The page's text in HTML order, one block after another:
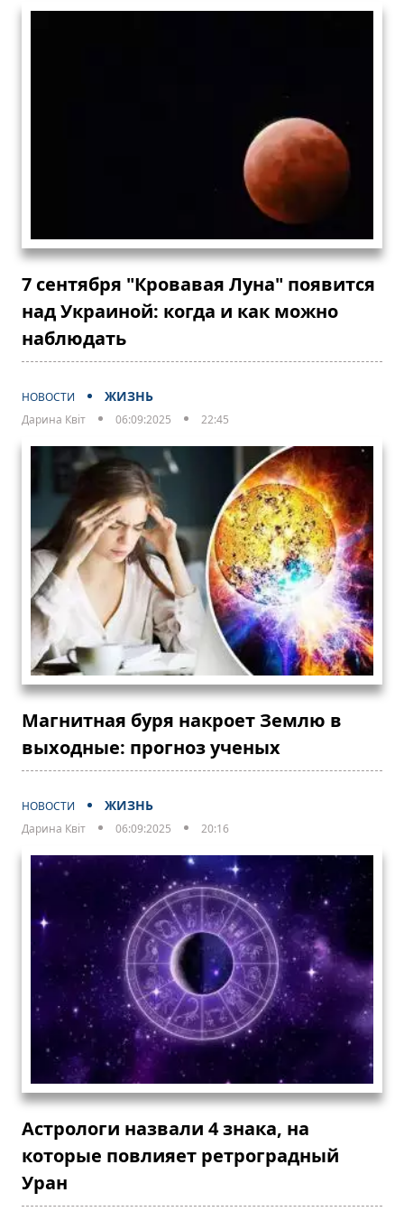
7 сентября "Кровавая Луна" появится
над Украиной: когда и как можно
наблюдать
НОВОСТИ ЖИЗНЬ
Дарина Квіт 06:09:2025 22:45
Магнитная буря накроет Землю в
выходные: прогноз ученых
НОВОСТИ ЖИЗНЬ
Дарина Квіт 06:09:2025 20:16
Астрологи назвали 4 знака, на
которые повлияет ретроградный
Уран